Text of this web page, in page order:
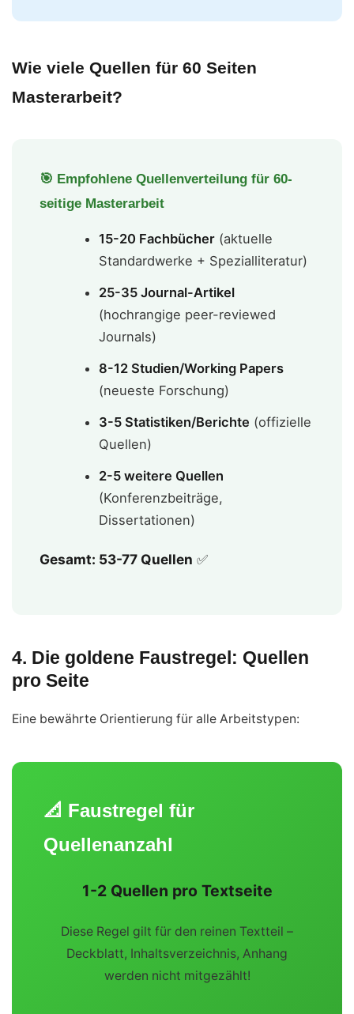
Wie viele Quellen für 60 Seiten
Masterarbeit?
🎯 Empfohlene Quellenverteilung für 60-
seitige Masterarbeit
15-20 Fachbücher (aktuelle
Standardwerke + Spezialliteratur)
25-35 Journal-Artikel
(hochrangige peer-reviewed
Journals)
8-12 Studien/Working Papers
(neueste Forschung)
3-5 Statistiken/Berichte (offizielle
Quellen)
2-5 weitere Quellen
(Konferenzbeiträge,
Dissertationen)
Gesamt: 53-77 Quellen ✅
4. Die goldene Faustregel: Quellen
pro Seite
Eine bewährte Orientierung für alle Arbeitstypen:
📐 Faustregel für
Quellenanzahl
1-2 Quellen pro Textseite
Diese Regel gilt für den reinen Textteil –
Deckblatt, Inhaltsverzeichnis, Anhang
werden nicht mitgezählt!